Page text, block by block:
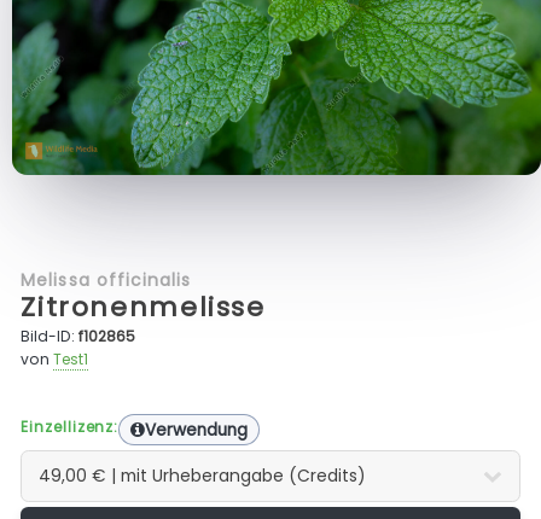
Melissa officinalis
Zitronenmelisse
Bild-ID:f102865
vonTest1
Einzellizenz: Verwendung